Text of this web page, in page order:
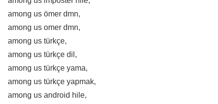
among us ömer dmn,
among us omer dmn,
among us türkçe,
among us türkçe dil,
among us türkçe yama,
among us türkçe yapmak,
among us android hile,